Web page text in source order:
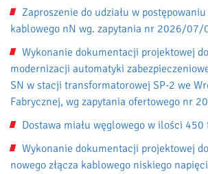
Zaproszenie do udziału w
kablowego nN wg. zapytania nr 2026/07/
Wykonanie dokumentacji projektowej
modernizacji automatyki
SN w stacji transformatorowej SP-2 we
Fabrycznej, wg zapytania ofertowego nr
Dostawa miału węglowego w ilości 450
Wykonanie dokumentacji projektowej
nowego złącza kablowego niskiego